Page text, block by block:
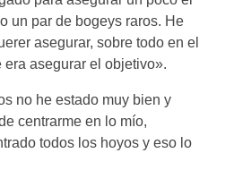
un par de bogeys raros. He
asegurar, sobre todo en el
era asegurar el objetivo».
no he estado muy bien y
centrarme en lo mío,
todos los hoyos y eso lo